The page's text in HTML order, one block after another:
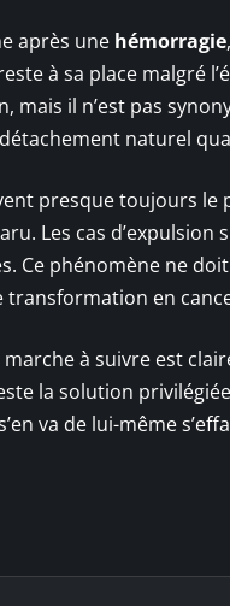
après une hémorragie
à sa place malgré
il n’est pas
naturel
presque toujours le
Les cas
Ce phénomène ne
transformation en
à suivre est
la solution
va de lui-même